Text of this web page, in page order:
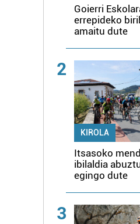
Goierri
errepideko
amaitu dute
2
KIROLA
Itsasoko
ibilaldia
egingo dute
3